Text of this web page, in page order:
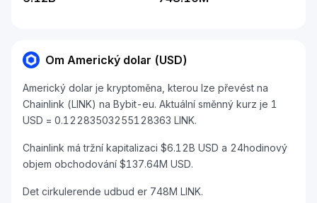
Om Americký dolar (USD)
Americký dolar je kryptoměna, kterou lze převést na
Chainlink (LINK) na Bybit-eu. Aktuální směnný kurz je 1
USD = 0.12283503255128363 LINK.
Chainlink má tržní kapitalizaci $6.12B USD a 24hodinový
objem obchodování $137.64M USD.
Det cirkulerende udbud er 748M LINK.